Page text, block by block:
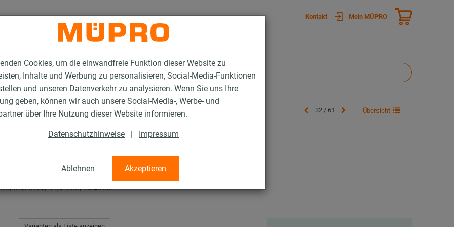
Cookies, um die einwandfreie Funktion dieser Website zu
Inhalte und Werbung zu personalisieren, Social-Media-Funktionen
und unseren Datenverkehr zu analysieren. Wenn Sie uns Ihre
geben, können wir auch unsere Social-Media-, Werbe- und
über Ihre Nutzung dieser Website informieren.
Datenschutzhinweise | Impressum
Ablehnen Akzeptieren
Kontakt Mein MÜPRO
Typ H, M, T 32 / 61 Übersicht
M, T
M8/M10, 44,5 mm, verzinkt